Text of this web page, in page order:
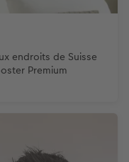
endroits de Suisse
Premium